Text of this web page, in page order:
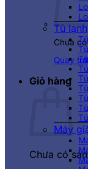
Chưa
Quay
Giỏ hàng
Chưa có
Tủ lạnh
Máy